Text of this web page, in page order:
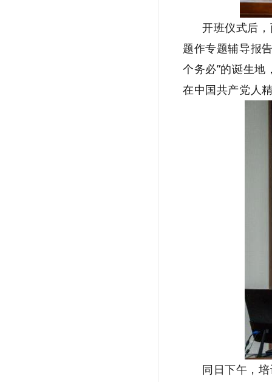
开班仪式后
题作专题辅导报
个务必”的诞生地
在中国共产党人
同日下午，